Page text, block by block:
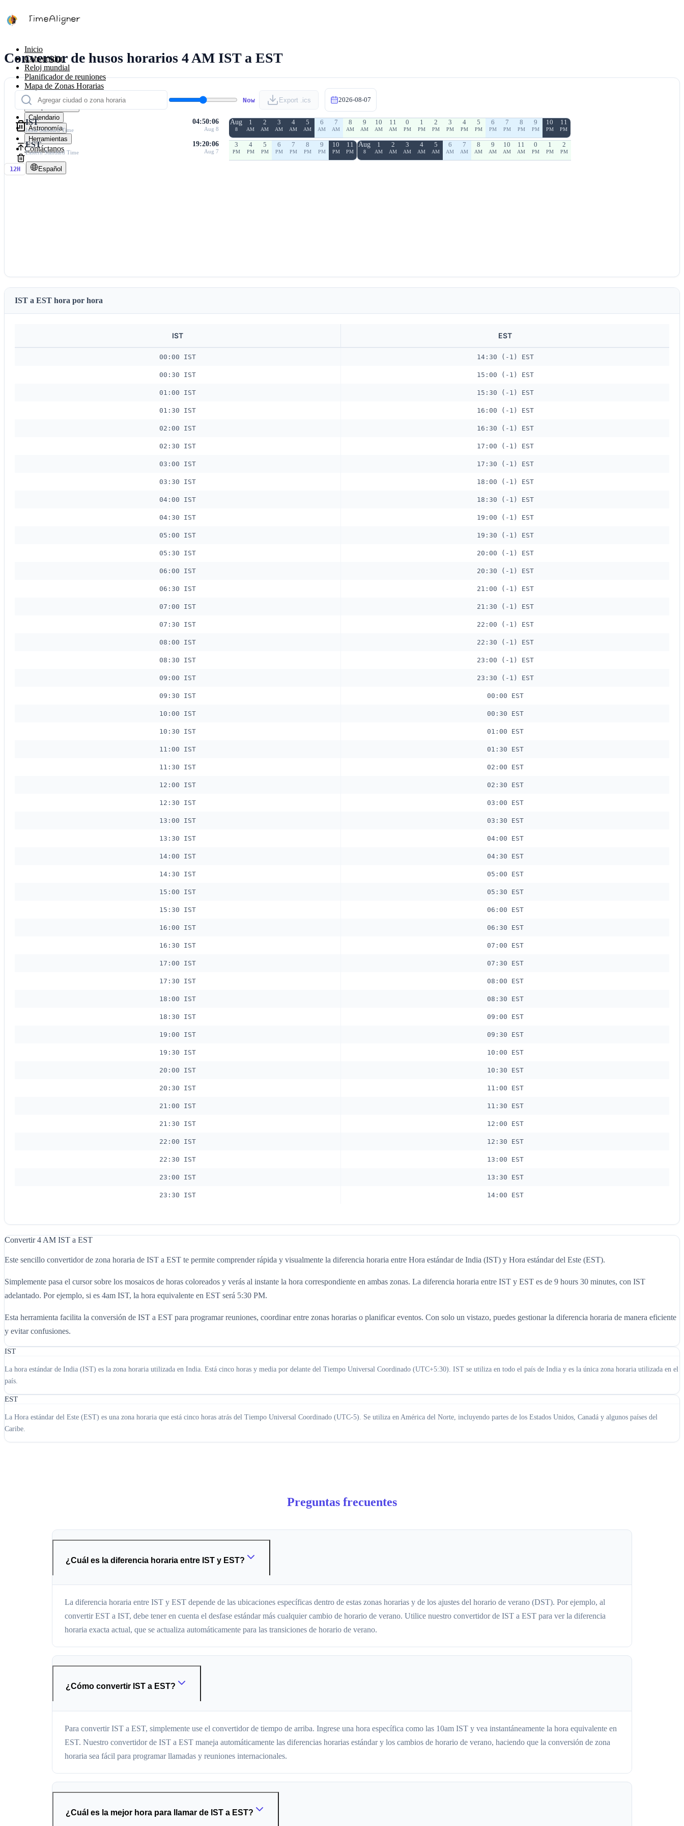
Inicio
Convertidor
Reloj mundial
Planificador de reuniones
Mapa de Zonas Horarias
Calculadoras
Temporizadores
Calendario
Astronomía
Herramientas
Contáctanos
12H Español
Conversor de husos horarios 4 AM IST a EST
Now Export .ics 2026-08-07
IST
India Standard Time
04:50:06
Aug 8
Aug
8
1
AM
2
AM
3
AM
4
AM
5
AM
6
AM
7
AM
8
AM
9
AM
10
AM
11
AM
0
PM
1
PM
2
PM
3
PM
4
PM
5
PM
6
PM
7
PM
8
PM
9
PM
10
PM
11
PM
EST
Eastern Standard Time
19:20:06
Aug 7
3
PM
4
PM
5
PM
6
PM
7
PM
8
PM
9
PM
10
PM
11
PM
Aug
8
1
AM
2
AM
3
AM
4
AM
5
AM
6
AM
7
AM
8
AM
9
AM
10
AM
11
AM
0
PM
1
PM
2
PM
IST a EST hora por hora
IST EST
00:00 IST 14:30 (-1) EST
00:30 IST 15:00 (-1) EST
01:00 IST 15:30 (-1) EST
01:30 IST 16:00 (-1) EST
02:00 IST 16:30 (-1) EST
02:30 IST 17:00 (-1) EST
03:00 IST 17:30 (-1) EST
03:30 IST 18:00 (-1) EST
04:00 IST 18:30 (-1) EST
04:30 IST 19:00 (-1) EST
05:00 IST 19:30 (-1) EST
05:30 IST 20:00 (-1) EST
06:00 IST 20:30 (-1) EST
06:30 IST 21:00 (-1) EST
07:00 IST 21:30 (-1) EST
07:30 IST 22:00 (-1) EST
08:00 IST 22:30 (-1) EST
08:30 IST 23:00 (-1) EST
09:00 IST 23:30 (-1) EST
09:30 IST 00:00 EST
10:00 IST 00:30 EST
10:30 IST 01:00 EST
11:00 IST 01:30 EST
11:30 IST 02:00 EST
12:00 IST 02:30 EST
12:30 IST 03:00 EST
13:00 IST 03:30 EST
13:30 IST 04:00 EST
14:00 IST 04:30 EST
14:30 IST 05:00 EST
15:00 IST 05:30 EST
15:30 IST 06:00 EST
16:00 IST 06:30 EST
16:30 IST 07:00 EST
17:00 IST 07:30 EST
17:30 IST 08:00 EST
18:00 IST 08:30 EST
18:30 IST 09:00 EST
19:00 IST 09:30 EST
19:30 IST 10:00 EST
20:00 IST 10:30 EST
20:30 IST 11:00 EST
21:00 IST 11:30 EST
21:30 IST 12:00 EST
22:00 IST 12:30 EST
22:30 IST 13:00 EST
23:00 IST 13:30 EST
23:30 IST 14:00 EST
Convertir 4 AM IST a EST
Este sencillo convertidor de zona horaria de IST a EST te permite comprender rápida y visualmente la diferencia horaria entre Hora estándar de India (IST) y Hora estándar del Este (EST).
Simplemente pasa el cursor sobre los mosaicos de horas coloreados y verás al instante la hora correspondiente en ambas zonas. La diferencia horaria entre IST y EST es de 9 hours 30 minutes, con IST
adelantado. Por ejemplo, si es 4am IST, la hora equivalente en EST será 5:30 PM.
Esta herramienta facilita la conversión de IST a EST para programar reuniones, coordinar entre zonas horarias o planificar eventos. Con solo un vistazo, puedes gestionar la diferencia horaria de manera eficiente
y evitar confusiones.
IST
La hora estándar de India (IST) es la zona horaria utilizada en India. Está cinco horas y media por delante del Tiempo Universal Coordinado (UTC+5:30). IST se utiliza en todo el país de India y es la única zona horaria utilizada en el
país.
EST
La Hora estándar del Este (EST) es una zona horaria que está cinco horas atrás del Tiempo Universal Coordinado (UTC-5). Se utiliza en América del Norte, incluyendo partes de los Estados Unidos, Canadá y algunos países del
Caribe.
Preguntas frecuentes
¿Cuál es la diferencia horaria entre IST y EST?
La diferencia horaria entre IST y EST depende de las ubicaciones específicas dentro de estas zonas horarias y de los ajustes del horario de verano (DST). Por ejemplo, al
convertir EST a IST, debe tener en cuenta el desfase estándar más cualquier cambio de horario de verano. Utilice nuestro convertidor de IST a EST para ver la diferencia
horaria exacta actual, que se actualiza automáticamente para las transiciones de horario de verano.
¿Cómo convertir IST a EST?
Para convertir IST a EST, simplemente use el convertidor de tiempo de arriba. Ingrese una hora específica como las 10am IST y vea instantáneamente la hora equivalente en
EST. Nuestro convertidor de IST a EST maneja automáticamente las diferencias horarias estándar y los cambios de horario de verano, haciendo que la conversión de zona
horaria sea fácil para programar llamadas y reuniones internacionales.
¿Cuál es la mejor hora para llamar de IST a EST?